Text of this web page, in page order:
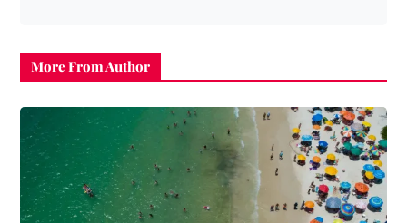
More From Author